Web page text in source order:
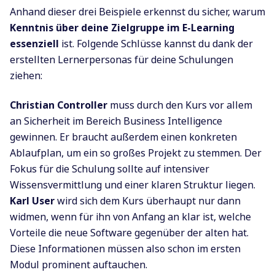
Anhand dieser drei Beispiele erkennst du sicher, warum
Kenntnis über deine Zielgruppe im E-Learning
essenziell ist. Folgende Schlüsse kannst du dank der
erstellten Lernerpersonas für deine Schulungen
ziehen:
Christian Controller muss durch den Kurs vor allem
an Sicherheit im Bereich Business Intelligence
gewinnen. Er braucht außerdem einen konkreten
Ablaufplan, um ein so großes Projekt zu stemmen. Der
Fokus für die Schulung sollte auf intensiver
Wissensvermittlung und einer klaren Struktur liegen.
Karl Userwird sich dem Kurs überhaupt nur dann
widmen, wenn für ihn von Anfang an klar ist, welche
Vorteile die neue Software gegenüber der alten hat.
Diese Informationen müssen also schon im ersten
Modul prominent auftauchen.